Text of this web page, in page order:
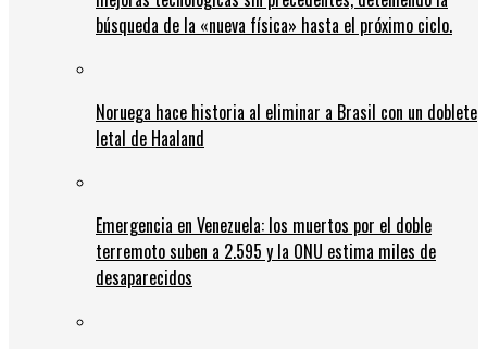
búsqueda de la «nueva física» hasta el próximo ciclo.
Noruega hace historia al eliminar a Brasil con un doblete
letal de Haaland
Emergencia en Venezuela: los muertos por el doble
terremoto suben a 2.595 y la ONU estima miles de
desaparecidos